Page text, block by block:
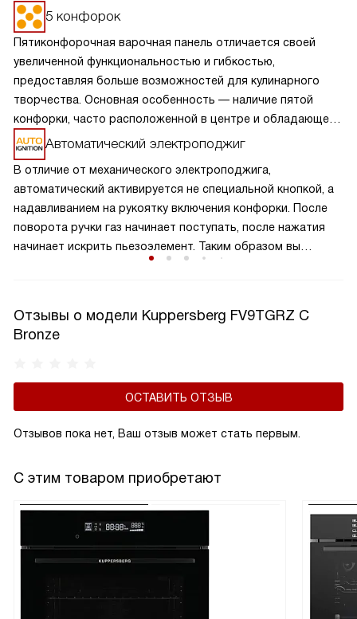
5 конфорок
Пятиконфорочная варочная панель отличается своей
увеличенной функциональностью и гибкостью,
предоставляя больше возможностей для кулинарного
творчества. Основная особенность — наличие пятой
конфорки, часто расположенной в центре и обладающей
большей мощностью или специальной формой для
больших кастрюль и сковород. Это позволяет
одновременно готовить разнообразные блюда,
оптимизируя процесс приготовления. Такая панель
идеально подходит для больших семей или любителей
часто готовить, обеспечивая удобство и эффективность
на кухне.
Автоматический электроподжиг
В отличие от механического электроподжига,
автоматический активируется не специальной кнопкой, а
надавливанием на рукоятку включения конфорки. После
поворота ручки газ начинает поступать, после нажатия
начинает искрить пьезоэлемент. Таким образом вы
Отзывы о модели Kuppersberg FV9TGRZ C
Bronze
ОСТАВИТЬ ОТЗЫВ
Отзывов пока нет, Ваш отзыв может стать первым.
С этим товаром приобретают